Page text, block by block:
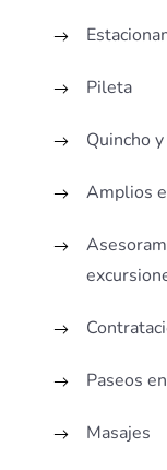
Pileta
Quincho
Amplios
Paseos
Masajes